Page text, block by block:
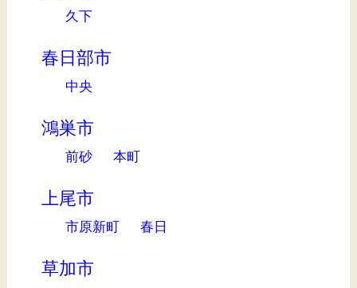
久下
春日部市
中央
鴻巣市
前砂 本町
上尾市
市原新町 春日
草加市